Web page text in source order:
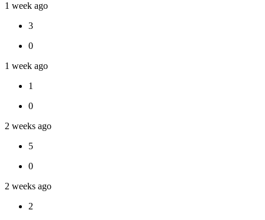
1 week ago
3
0
1 week ago
1
0
2 weeks ago
5
0
2 weeks ago
2